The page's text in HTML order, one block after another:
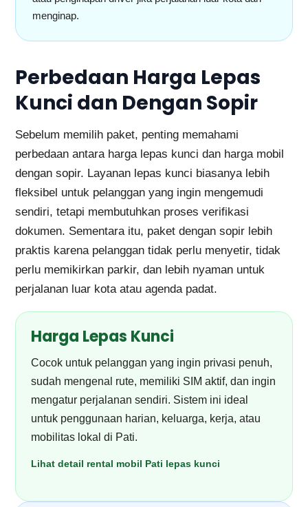
menginap.
Perbedaan Harga Lepas
Kunci dan Dengan Sopir
Sebelum memilih paket, penting memahami
perbedaan antara harga lepas kunci dan harga mobil
dengan sopir. Layanan lepas kunci biasanya lebih
fleksibel untuk pelanggan yang ingin mengemudi
sendiri, tetapi membutuhkan proses verifikasi
dokumen. Sementara itu, paket dengan sopir lebih
praktis karena pelanggan tidak perlu menyetir, tidak
perlu memikirkan parkir, dan lebih nyaman untuk
perjalanan luar kota atau agenda padat.
Harga Lepas Kunci
Cocok untuk pelanggan yang ingin privasi penuh,
sudah mengenal rute, memiliki SIM aktif, dan ingin
mengatur perjalanan sendiri. Sistem ini ideal
untuk penggunaan harian, keluarga, kerja, atau
mobilitas lokal di Pati.
Lihat detail rental mobil Pati lepas kunci